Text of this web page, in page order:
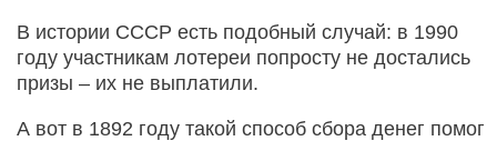
В истории СССР есть подобный случай: в 1990
году участникам лотереи попросту не достались
призы – их не выплатили.
А вот в 1892 году такой способ сбора денег помог